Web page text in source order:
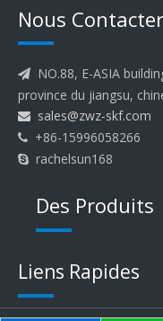
Nous Contacter

NO.88, E-ASIA
province du jiangsu,
 sales@zwz-skf.com
 +86-15996058266
 rachelsun168
Des Produits
Liens Rapides